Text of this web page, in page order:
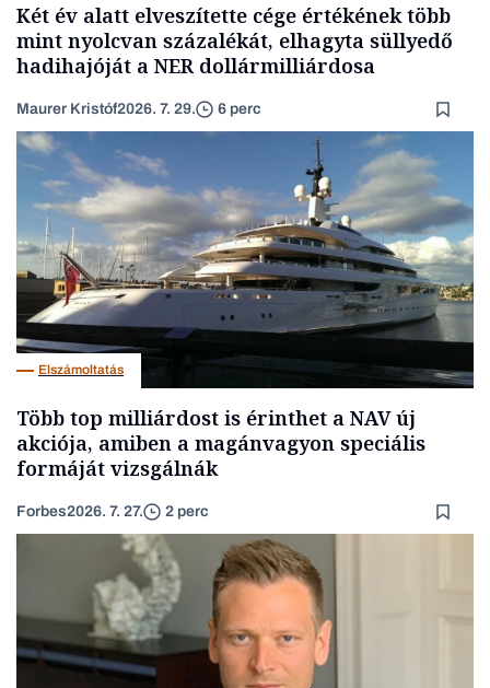
Két év alatt elveszítette cége értékének több
mint nyolcvan százalékát, elhagyta süllyedő
hadihajóját a NER dollármilliárdosa
Maurer Kristóf2026. 7. 29. 6 perc
Elszámoltatás
Több top milliárdost is érinthet a NAV új
akciója, amiben a magánvagyon speciális
formáját vizsgálnák
Forbes2026. 7. 27. 2 perc